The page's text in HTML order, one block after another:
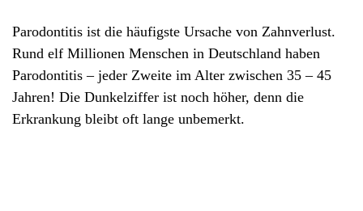
Parodontitis ist die häufigste Ursache von Zahnverlust.
Rund elf Millionen Menschen in Deutschland haben
Parodontitis – jeder Zweite im Alter zwischen 35 – 45
Jahren! Die Dunkelziffer ist noch höher, denn die
Erkrankung bleibt oft lange unbemerkt.